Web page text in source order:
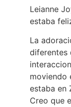
Leianne
estaba
La
diferentes
moviendo
estaba en
Creo que